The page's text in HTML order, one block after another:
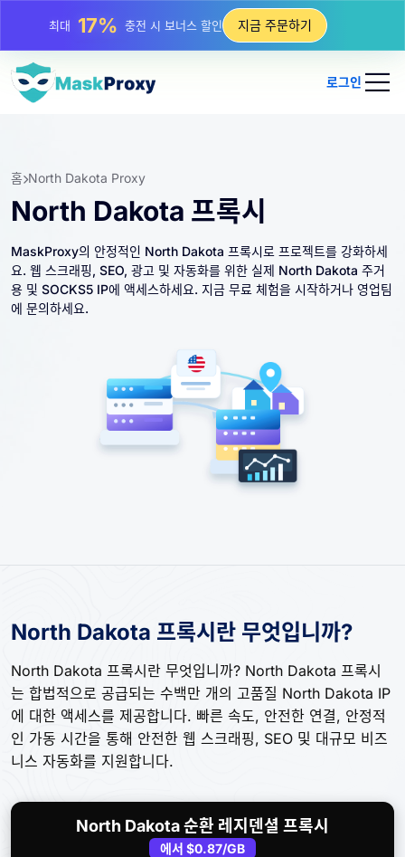
최대25%정적 IP 구매 할인 지금 주문하기
로그인
홈 North Dakota Proxy
North Dakota 프록시
MaskProxy의 안정적인 North Dakota 프록시로 프로젝트를 강화하세
요. 웹 스크래핑, SEO, 광고 및 자동화를 위한 실제 North Dakota 주거
용 및 SOCKS5 IP에 액세스하세요. 지금 무료 체험을 시작하거나 영업팀
에 문의하세요.
North Dakota 프록시란 무엇입니까?
North Dakota 프록시란 무엇입니까? North Dakota 프록시
는 합법적으로 공급되는 수백만 개의 고품질 North Dakota IP
에 대한 액세스를 제공합니다. 빠른 속도, 안전한 연결, 안정적
인 가동 시간을 통해 안전한 웹 스크래핑, SEO 및 대규모 비즈
니스 자동화를 지원합니다.
North Dakota 순환 레지덴셜 프록시
에서 $0.87/GB